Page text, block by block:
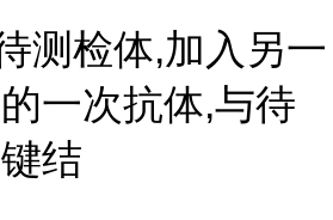
测检体,加入另一
一次抗体,与待
结